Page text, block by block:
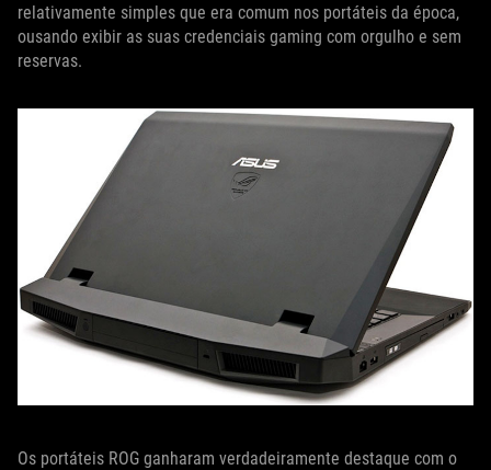
relativamente simples que era comum nos portáteis da época,
ousando exibir as suas credenciais gaming com orgulho e sem
reservas.
Os portáteis ROG ganharam verdadeiramente destaque com o